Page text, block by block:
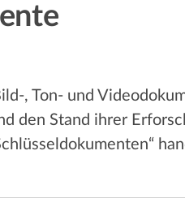
, Ton- und
den Stand ihrer